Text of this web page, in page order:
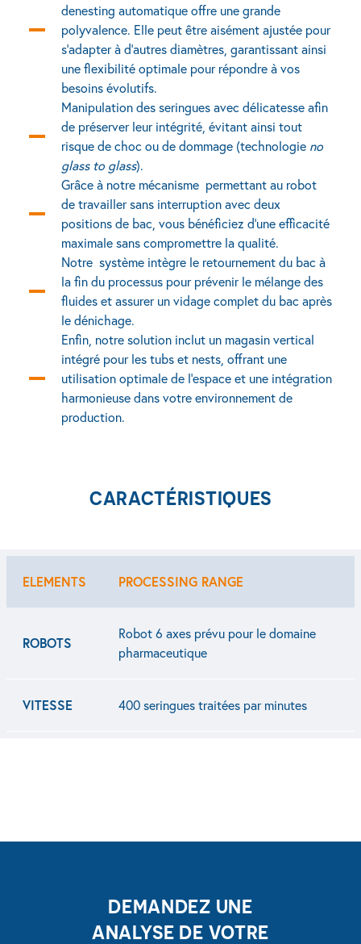
denesting automatique offre une grande
polyvalence. Elle peut être aisément ajustée pour
s’adapter à d’autres diamètres, garantissant ainsi
une flexibilité optimale pour répondre à vos
besoins évolutifs.
Manipulation des seringues avec délicatesse afin
de préserver leur intégrité, évitant ainsi tout
risque de choc ou de dommage (technologie no
glass to glass).
Grâce à notre mécanisme permettant au robot
de travailler sans interruption avec deux
positions de bac, vous bénéficiez d’une efficacité
maximale sans compromettre la qualité.
Notre système intègre le retournement du bac à
la fin du processus pour prévenir le mélange des
fluides et assurer un vidage complet du bac après
le dénichage.
Enfin, notre solution inclut un magasin vertical
intégré pour les tubs et nests, offrant une
utilisation optimale de l’espace et une intégration
harmonieuse dans votre environnement de
production.
CARACTÉRISTIQUES
ELEMENTS PROCESSING RANGE
ROBOTS
Robot 6 axes prévu pour le domaine
pharmaceutique
VITESSE 400 seringues traitées par minutes
DEMANDEZ UNE
ANALYSE DE VOTRE